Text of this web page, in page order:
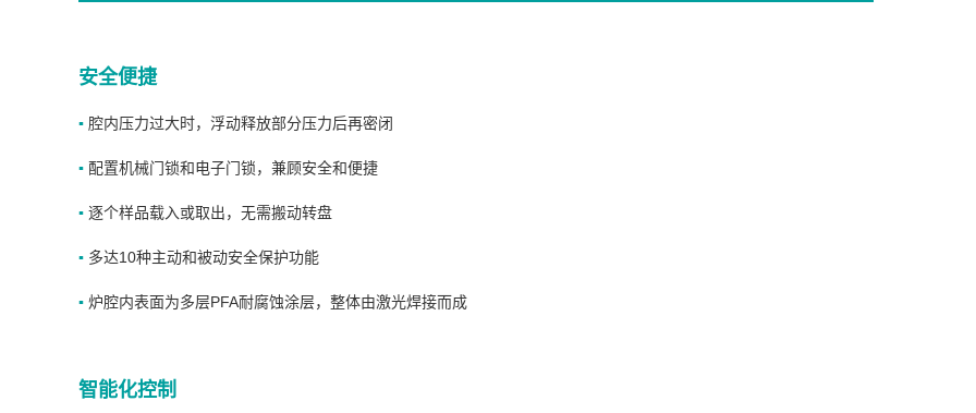
安全便捷
▪ 腔内压力过大时，浮动释放部分压力后再密闭
▪ 配置机械门锁和电子门锁，兼顾安全和便捷
▪ 逐个样品载入或取出，无需搬动转盘
▪ 多达10种主动和被动安全保护功能
▪ 炉腔内表面为多层PFA耐腐蚀涂层，整体由激光焊接而成
智能化控制